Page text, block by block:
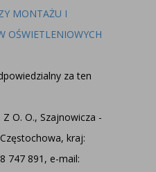
MONTAŻU I
OŚWIETLENIOWYCH
za ten
Z O. O., Szajnowicza -
kraj:
747 891, e-mail: